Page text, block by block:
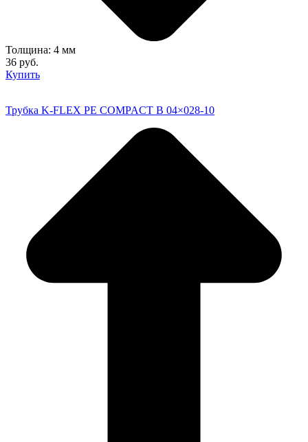
Толщина: 4 мм
36 руб.
Купить
Трубка K-FLEX PE COMPACT B 04×028-10